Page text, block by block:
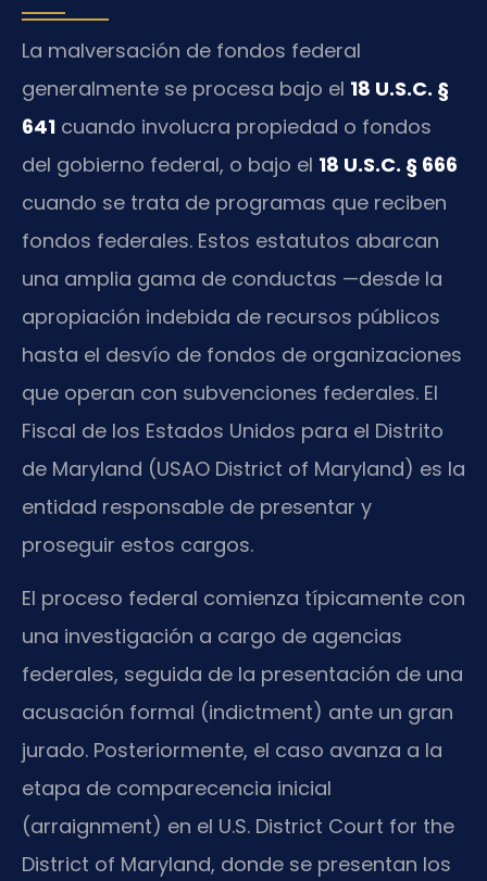
La malversación de fondos federal
generalmente se procesa bajo el 18 U.S.C. §
641 cuando involucra propiedad o fondos
del gobierno federal, o bajo el 18 U.S.C. § 666
cuando se trata de programas que reciben
fondos federales. Estos estatutos abarcan
una amplia gama de conductas —desde la
apropiación indebida de recursos públicos
hasta el desvío de fondos de organizaciones
que operan con subvenciones federales. El
Fiscal de los Estados Unidos para el Distrito
de Maryland (USAO District of Maryland) es la
entidad responsable de presentar y
proseguir estos cargos.
El proceso federal comienza típicamente con
una investigación a cargo de agencias
federales, seguida de la presentación de una
acusación formal (indictment) ante un gran
jurado. Posteriormente, el caso avanza a la
etapa de comparecencia inicial
(arraignment) en el U.S. District Court for the
District of Maryland, donde se presentan los